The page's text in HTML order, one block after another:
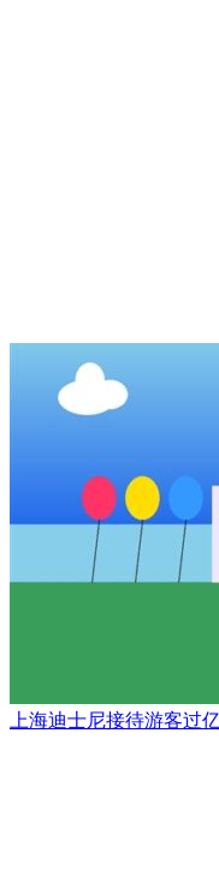
上海迪士尼接待游客过